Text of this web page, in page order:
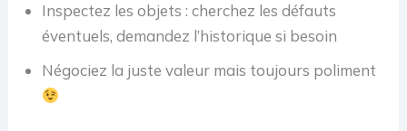
Inspectez les objets : cherchez les défauts
éventuels, demandez l’historique si besoin
Négociez la juste valeur mais toujours poliment